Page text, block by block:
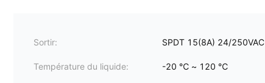
Sortir: SPDT 15(8A) 24/250VAC
Température du liquide: -20 ℃ ~ 120 ℃